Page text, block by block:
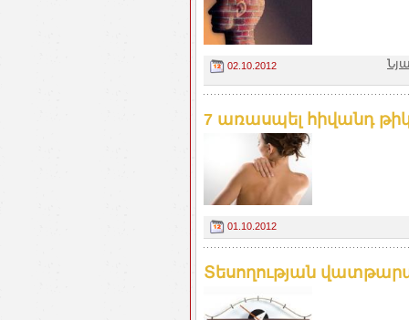
02.10.2012
7 առասպել հիվանդ
01.10.2012
Տեսողության